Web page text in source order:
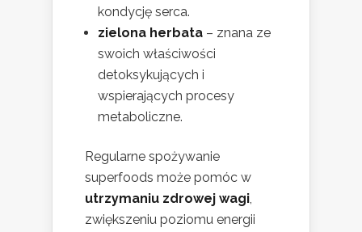
kondycję serca.
zielona herbata – znana ze
swoich właściwości
detoksykujących i
wspierających procesy
metaboliczne.
Regularne spożywanie
superfoods może pomóc w
utrzymaniu zdrowej wagi,
zwiększeniu poziomu energii